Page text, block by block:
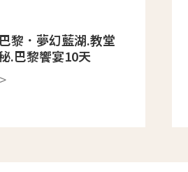
黎．夢幻藍湖.教堂
.巴黎饗宴10天